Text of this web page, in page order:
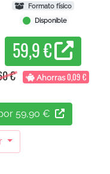
Formato físico
Disponible
59,9 €
€ Ahorras0,09 €
59,90 €